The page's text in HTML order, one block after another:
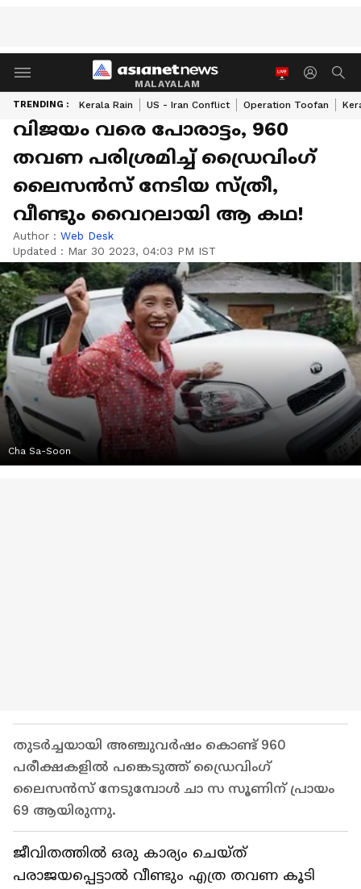
MALAYALAM
TRENDING : Kerala Rain US - Iran Conflict Operation Toofan
വിജയം വരെ പോരാട്ടം, 960
തവണ പരിശ്രമിച്ച് ഡ്രൈവിംഗ്
ലൈസൻസ് നേടിയ സ്ത്രീ,
വീണ്ടും വൈറലായി ആ കഥ!
Author : Web Desk
Updated : Mar 30 2023, 04:03 PM IST
Cha Sa-Soon
തുടർച്ചയായി അഞ്ചുവർഷം കൊണ്ട് 960
പരീക്ഷകളിൽ പങ്കെടുത്ത് ഡ്രൈവിംഗ്
ലൈസൻസ് നേടുമ്പോൾ ചാ സ സൂണിന് പ്രായം
69 ആയിരുന്നു.
ജീവിതത്തിൽ ഒരു കാര്യം ചെയ്ത്
പരാജയപ്പെട്ടാൽ വീണ്ടും എത്ര തവണ കൂടി